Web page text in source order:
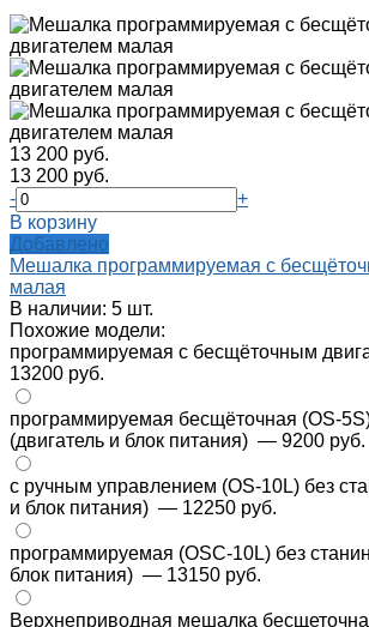
13 200 руб.
13 200 руб.
-
+
В корзину
Добавлено
Мешалка программируемая с
малая
В наличии: 5 шт.
Похожие модели:
программируемая с бесщёточным
13200 руб.
программируемая бесщёточная (OS-
(двигатель и блок питания) — 9200 руб.
с ручным управлением (OS-10L) без
и блок питания) — 12250 руб.
программируемая (OSC-10L) без
блок питания) — 13150 руб.
Верхнеприводная мешалка